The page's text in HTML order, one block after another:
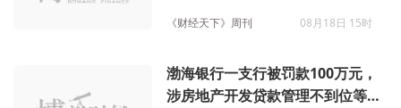
《财经天下》周刊 08月18日 15时
渤海银行一支行被罚款100万元，
涉房地产开发贷款管理不到位等问